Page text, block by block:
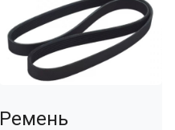
Ремень